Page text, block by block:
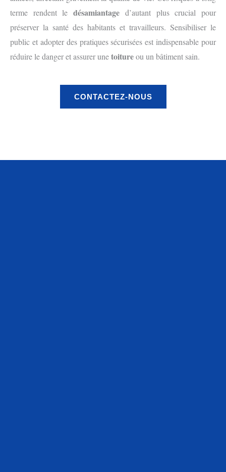
terme rendent ledésamiantage d’autant plus crucial pour
préserver la santé des habitants et travailleurs. Sensibiliser le
public et adopter des pratiques sécurisées est indispensable pour
réduire le danger et assurer unetoitureou un bâtiment sain.
CONTACTEZ-NOUS